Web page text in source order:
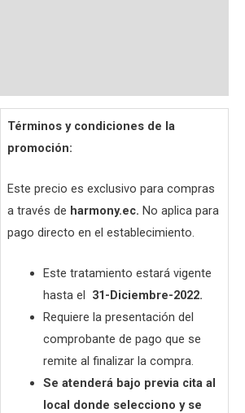
Términos y condiciones de la
promoción:
Este precio es exclusivo para compras
a través de harmony.ec. No aplica para
pago directo en el establecimiento.
Este tratamiento estará vigente
hasta el 31-Diciembre-2022.
Requiere la presentación del
comprobante de pago que se
remite al finalizar la compra.
Se atenderá bajo previa cita al
local donde selecciono y se